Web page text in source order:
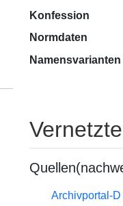
Konfession
Normdaten
Namensvarianten
Archivportal-D